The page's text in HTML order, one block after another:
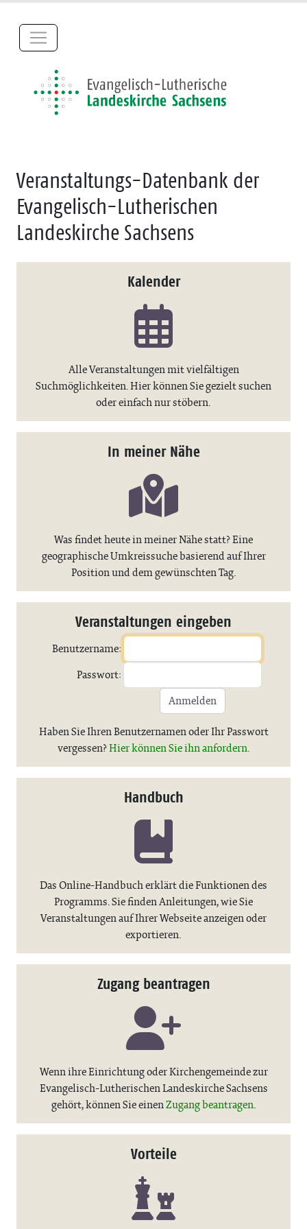
Veranstaltungs-Datenbank der
Evangelisch-Lutherischen
Landeskirche Sachsens
Kalender
Alle Veranstaltungen mit vielfältigen
Suchmöglichkeiten. Hier können Sie gezielt suchen
oder einfach nur stöbern.
In meiner Nähe
Was findet heute in meiner Nähe statt? Eine
geographische Umkreissuche basierend auf Ihrer
Position und dem gewünschten Tag.
Veranstaltungen eingeben
Benutzername:
Passwort:
Anmelden
Haben Sie Ihren Benutzernamen oder Ihr Passwort
vergessen?Hier können Sie ihn anfordern.
Handbuch
Das Online-Handbuch erklärt die Funktionen des
Programms. Sie finden Anleitungen, wie Sie
Veranstaltungen auf Ihrer Webseite anzeigen oder
exportieren.
Zugang beantragen
Wenn ihre Einrichtung oder Kirchengemeinde zur
Evangelisch-Lutherischen Landeskirche Sachsens
gehört, können Sie einenZugang beantragen.
Vorteile